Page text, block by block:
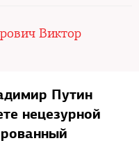
Виктор
Путин
нецезурной